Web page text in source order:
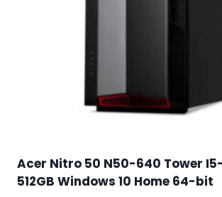
Acer Nitro 50 N50-640 Tower
512GB Windows 10 Home 64-bit